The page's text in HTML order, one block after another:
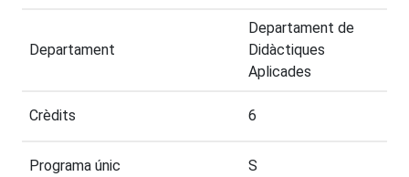
Departament
Departament de
Didàctiques
Aplicades
Crèdits 6
Programa únic S